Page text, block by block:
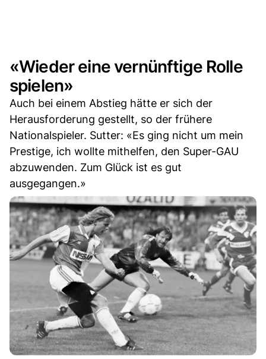
«Wieder eine vernünftige Rolle
spielen»
Auch bei einem Abstieg hätte er sich der
Herausforderung gestellt, so der frühere
Nationalspieler. Sutter: «Es ging nicht um mein
Prestige, ich wollte mithelfen, den Super-GAU
abzuwenden. Zum Glück ist es gut
ausgegangen.»